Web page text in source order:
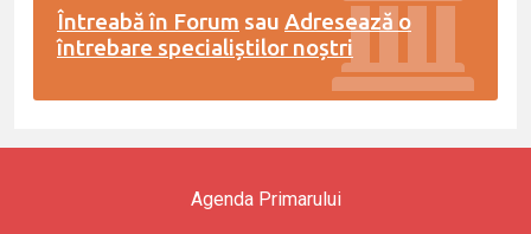
Întreabă în Forum sau Adresează o
întrebare specialiștilor noștri
Agenda Primarului